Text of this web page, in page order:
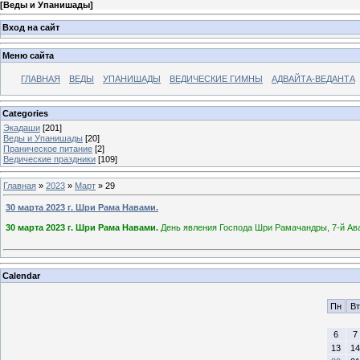
[Веды и Упанишады]
Вход на сайт
Меню сайта
ГЛАВНАЯ ВЕДЫ УПАНИШАДЫ ВЕДИЧЕСКИЕ ГИМНЫ АДВАЙТА-ВЕДАНТА
Categories
Экадаши [201]
Веды и Упанишады [20]
Праническое питание [2]
Ведические праздники [109]
Главная » 2023 » Март » 29
30 марта 2023 г. Шри Рама Навами.
30 марта 2023 г. Шри Рама Навами. День явления Господа Шри Рамачандры, 7-й
Calendar
Пн Вт
6
7
13
14